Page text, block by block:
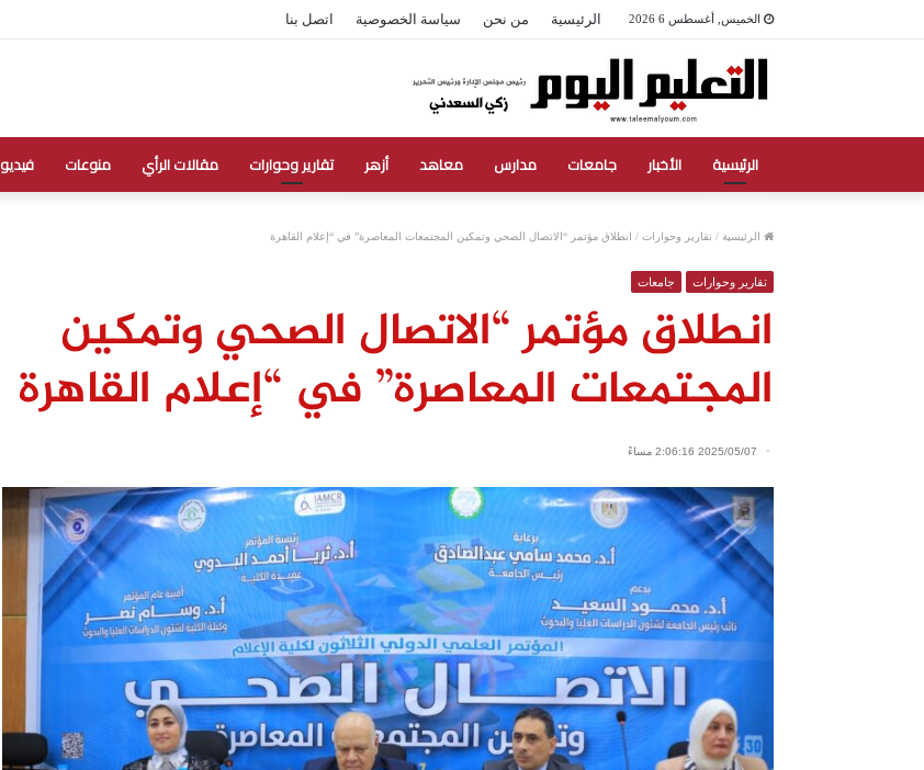
الخميس, أغسطس 6 2026 الرئيسية من نحن سياسة الخصوصية اتصل بنا
الرئيسية الأخبار جامعات مدارس معاهد أزهر تقارير وحوارات مقالات الرأي منوعات فيديو
الرئيسية / تقارير وحوارات / انطلاق مؤتمر “الاتصال الصحي وتمكين المجتمعات المعاصرة” في “إعلام القاهرة
تقارير وحوارات جامعات
انطلاق مؤتمر “الاتصال الصحي وتمكين
المجتمعات المعاصرة” في “إعلام القاهرة
2025/05/07 2:06:16 مساءً